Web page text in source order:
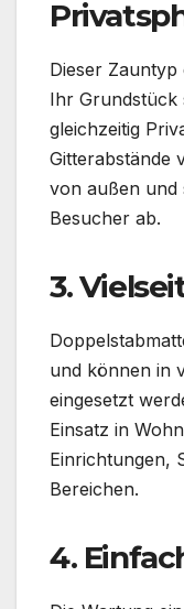
Dieser
Ihr Grundstück
gleichzeitig
Gitterabstände
von außen und
Besucher ab.
3.
und können in
eingesetzt
Einsatz in
Einrichtungen,
Bereichen.
4.